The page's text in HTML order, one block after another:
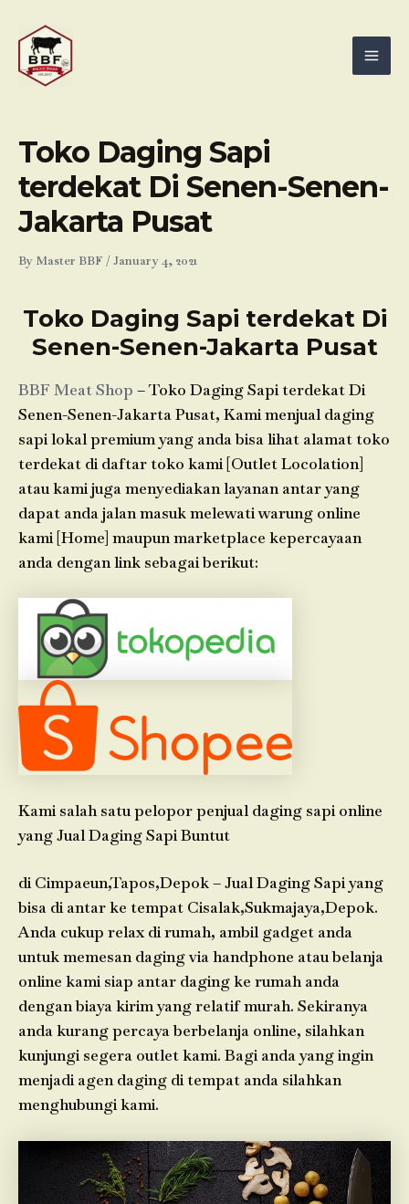
content
Toko Daging Sapi
terdekat Di Senen-Senen-
Jakarta Pusat
By Master BBF /January 4, 2021
Toko Daging Sapi terdekat Di
Senen-Senen-Jakarta Pusat
BBF Meat Shop – Toko Daging Sapi terdekat Di
Senen-Senen-Jakarta Pusat, Kami menjual daging
sapi lokal premium yang anda bisa lihat alamat toko
terdekat di daftar toko kami [Outlet Locolation]
atau kami juga menyediakan layanan antar yang
dapat anda jalan masuk melewati warung online
kami [Home] maupun marketplace kepercayaan
anda dengan link sebagai berikut:
Kami salah satu pelopor penjual daging sapi online
yang Jual Daging Sapi Buntut
di Cimpaeun,Tapos,Depok – Jual Daging Sapi yang
bisa di antar ke tempat Cisalak,Sukmajaya,Depok.
Anda cukup relax di rumah, ambil gadget anda
untuk memesan daging via handphone atau belanja
online kami siap antar daging ke rumah anda
dengan biaya kirim yang relatif murah. Sekiranya
anda kurang percaya berbelanja online, silahkan
kunjungi segera outlet kami. Bagi anda yang ingin
menjadi agen daging di tempat anda silahkan
menghubungi kami.